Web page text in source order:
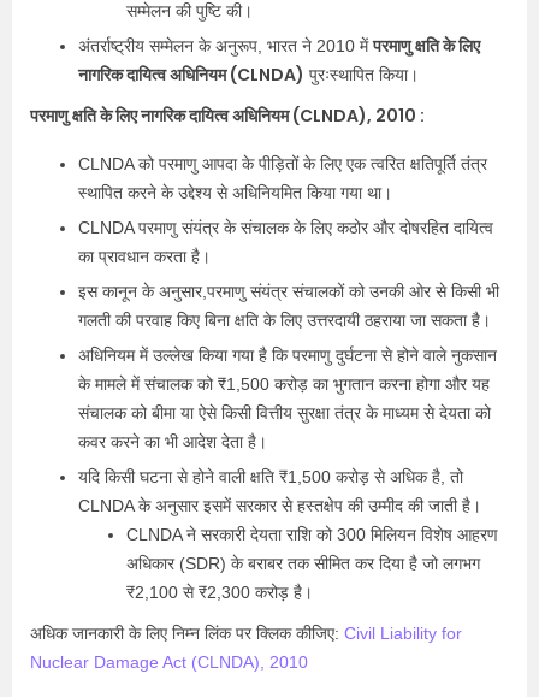
सम्मेलन की पुष्टि की।
अंतर्राष्ट्रीय सम्मेलन के अनुरूप, भारत ने 2010 मेंपरमाणु क्षति के लिए
नागरिक दायित्व अधिनियम (CLNDA) पुरःस्थापित किया।
परमाणु क्षति के लिए नागरिक दायित्व अधिनियम (CLNDA), 2010 :
CLNDA को परमाणु आपदा के पीड़ितों के लिए एक त्वरित क्षतिपूर्ति तंत्र
स्थापित करने के उद्देश्य से अधिनियमित किया गया था।
CLNDA परमाणु संयंत्र के संचालक के लिए कठोर और दोषरहित दायित्व
का प्रावधान करता है।
इस कानून के अनुसार,परमाणु संयंत्र संचालकों को उनकी ओर से किसी भी
गलती की परवाह किए बिना क्षति के लिए उत्तरदायी ठहराया जा सकता है।
अधिनियम में उल्लेख किया गया है कि परमाणु दुर्घटना से होने वाले नुकसान
के मामले में संचालक को ₹1,500 करोड़ का भुगतान करना होगा और यह
संचालक को बीमा या ऐसे किसी वित्तीय सुरक्षा तंत्र के माध्यम से देयता को
कवर करने का भी आदेश देता है।
यदि किसी घटना से होने वाली क्षति ₹1,500 करोड़ से अधिक है, तो
CLNDA के अनुसार इसमें सरकार से हस्तक्षेप की उम्मीद की जाती है।
CLNDA ने सरकारी देयता राशि को 300 मिलियन विशेष आहरण
अधिकार (SDR) के बराबर तक सीमित कर दिया है जो लगभग
₹2,100 से ₹2,300 करोड़ है।
अधिक जानकारी के लिए निम्न लिंक पर क्लिक कीजिए: Civil Liability for
Nuclear Damage Act (CLNDA), 2010